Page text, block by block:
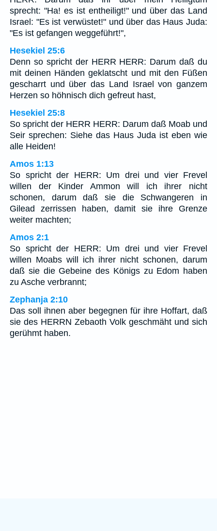
sprecht: "Ha! es ist entheiligt!" und über das Land
Israel: "Es ist verwüstet!" und über das Haus Juda:
"Es ist gefangen weggeführt!",
Hesekiel 25:6
Denn so spricht der HERR HERR: Darum daß du
mit deinen Händen geklatscht und mit den Füßen
gescharrt und über das Land Israel von ganzem
Herzen so höhnisch dich gefreut hast,
Hesekiel 25:8
So spricht der HERR HERR: Darum daß Moab und
Seir sprechen: Siehe das Haus Juda ist eben wie
alle Heiden!
Amos 1:13
So spricht der HERR: Um drei und vier Frevel
willen der Kinder Ammon will ich ihrer nicht
schonen, darum daß sie die Schwangeren in
Gilead zerrissen haben, damit sie ihre Grenze
weiter machten;
Amos 2:1
So spricht der HERR: Um drei und vier Frevel
willen Moabs will ich ihrer nicht schonen, darum
daß sie die Gebeine des Königs zu Edom haben
zu Asche verbrannt;
Zephanja 2:10
Das soll ihnen aber begegnen für ihre Hoffart, daß
sie des HERRN Zebaoth Volk geschmäht und sich
gerühmt haben.